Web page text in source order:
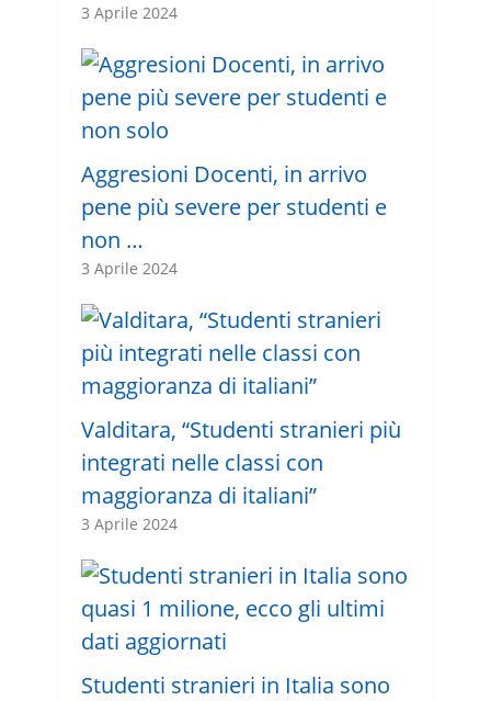
3 Aprile 2024
Aggresioni Docenti, in arrivo
pene più severe per studenti e
non …
3 Aprile 2024
Valditara, “Studenti stranieri più
integrati nelle classi con
maggioranza di italiani”
3 Aprile 2024
Studenti stranieri in Italia sono